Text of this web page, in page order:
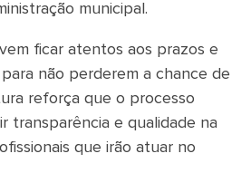
municipal.
ficar atentos aos prazos e
não perderem a chance de
reforça que o processo
transparência e qualidade na
que irão atuar no